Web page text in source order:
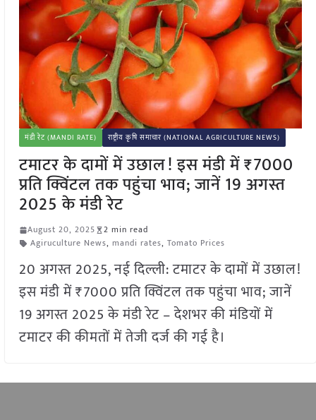
मंडी रेट (MANDI RATE) राष्ट्रीय कृषि समाचार (NATIONAL AGRICULTURE NEWS)
टमाटर के दामों में उछाल! इस मंडी में ₹7000
प्रति क्विंटल तक पहुंचा भाव; जानें 19 अगस्त
2025 के मंडी रेट
August 20, 2025
2 min read
Agiruculture News, mandi rates, Tomato Prices
20 अगस्त 2025, नई दिल्ली: टमाटर के दामों में उछाल!
इस मंडी में ₹7000 प्रति क्विंटल तक पहुंचा भाव; जानें
19 अगस्त 2025 के मंडी रेट – देशभर की मंडियों में
टमाटर की कीमतों में तेजी दर्ज की गई है।